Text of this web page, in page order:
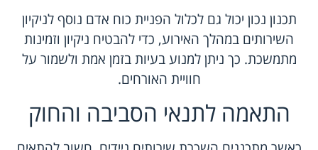
תכנון נכון יכול גם לכלול הפניית כוח אדם נוסף לניקיון
השירותים במהלך האירוע, כדי להבטיח ניקיון וזמינות
מתמשכת. כך ניתן למנוע בעיות בזמן אמת ולשמור על
חוויית האורחים.
התאמה לתנאי הסביבה והחוק